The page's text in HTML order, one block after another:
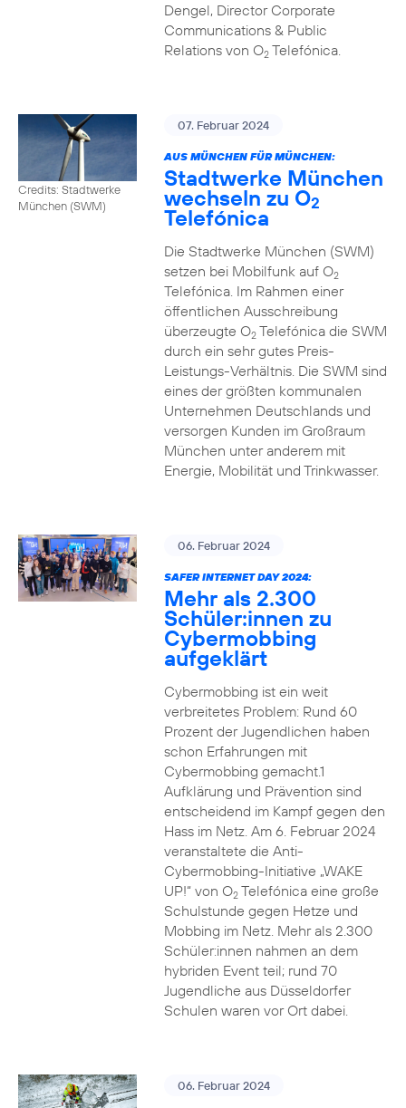
Dengel, Director Corporate
Communications & Public
Relations von O2Telefónica.
Credits: Stadtwerke
München (SWM)
07. Februar 2024
AUS MÜNCHEN FÜR MÜNCHEN:
Stadtwerke München
wechseln zu O2
Telefónica
Die Stadtwerke München (SWM)
setzen bei Mobilfunk auf O2
Telefónica. Im Rahmen einer
öffentlichen Ausschreibung
überzeugte O2Telefónica die SWM
durch ein sehr gutes Preis-
Leistungs-Verhältnis. Die SWM sind
eines der größten kommunalen
Unternehmen Deutschlands und
versorgen Kunden im Großraum
München unter anderem mit
Energie, Mobilität und Trinkwasser.
06. Februar 2024
SAFER INTERNET DAY 2024:
Mehr als 2.300
Schüler:innen zu
Cybermobbing
aufgeklärt
Cybermobbing ist ein weit
verbreitetes Problem: Rund 60
Prozent der Jugendlichen haben
schon Erfahrungen mit
Cybermobbing gemacht.1
Aufklärung und Prävention sind
entscheidend im Kampf gegen den
Hass im Netz. Am 6. Februar 2024
veranstaltete die Anti-
Cybermobbing-Initiative „WAKE
UP!“ von O2Telefónica eine große
Schulstunde gegen Hetze und
Mobbing im Netz. Mehr als 2.300
Schüler:innen nahmen an dem
hybriden Event teil; rund 70
Jugendliche aus Düsseldorfer
Schulen waren vor Ort dabei.
06. Februar 2024